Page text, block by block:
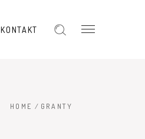
KONTAKT
HOME / GRANTY